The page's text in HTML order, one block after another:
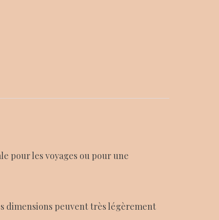
pour les voyages ou pour une
dimensions peuvent très légèrement